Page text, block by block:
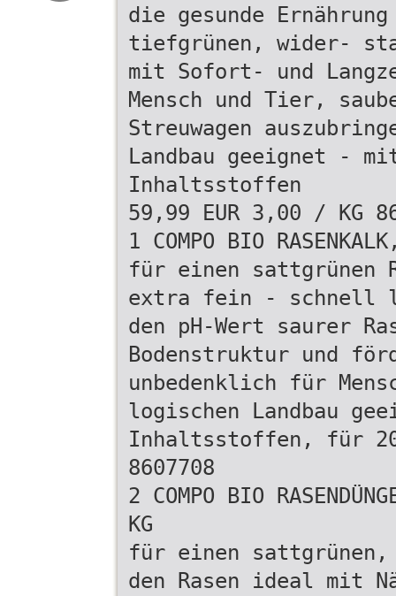
die gesunde
tiefgrünen, wider-
mit Sofort- und
Mensch und Tier,
Streuwagen
Landbau geeignet -
Inhaltsstoffen
59,99 EUR 3,00 / KG
1 COMPO BIO
für einen sattgrünen
extra fein - schnell
den pH-Wert saurer
Bodenstruktur und
unbedenklich für
logischen Landbau
Inhaltsstoffen, für
8607708
2 COMPO BIO
KG
für einen
den Rasen ideal mit